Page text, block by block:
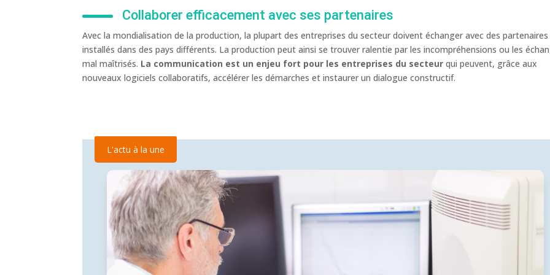
Collaborer efficacement avec ses partenaires
Avec la mondialisation de la production, la plupart des entreprises du secteur doivent échanger avec des partenaires
installés dans des pays différents. La production peut ainsi se trouver ralentie par les incompréhensions ou les
mal maîtrisés. La communication est un enjeu fort pour les entreprises du secteur qui peuvent, grâce aux
nouveaux logiciels collaboratifs, accélérer les démarches et instaurer un dialogue constructif.